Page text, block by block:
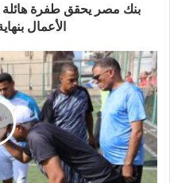
بنك مصر يحقق طفرة
الأعمال بنهاية